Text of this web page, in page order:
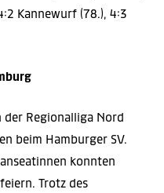
Kannewurf (78.), 4:3
der Regionalliga Nord
beim Hamburger SV.
konnten
Trotz des